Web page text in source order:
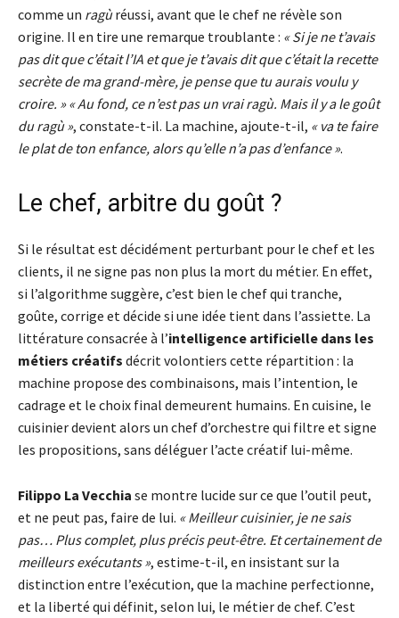
comme un ragùréussi, avant que le chef ne révèle son
origine. Il en tire une remarque troublante : « Si je ne t’avais
pas dit que c’était l’IA et que je t’avais dit que c’était la recette
secrète de ma grand-mère, je pense que tu aurais voulu y
croire. » « Au fond, ce n’est pas un vrai ragù. Mais il y a le goût
du ragù », constate-t-il. La machine, ajoute-t-il, « va te faire
le plat de ton enfance, alors qu’elle n’a pas d’enfance ».
Le chef, arbitre du goût ?
Si le résultat est décidément perturbant pour le chef et les
clients, il ne signe pas non plus la mort du métier. En effet,
si l’algorithme suggère, c’est bien le chef qui tranche,
goûte, corrige et décide si une idée tient dans l’assiette. La
littérature consacrée à l’intelligence artificielle dans les
métiers créatifs décrit volontiers cette répartition : la
machine propose des combinaisons, mais l’intention, le
cadrage et le choix final demeurent humains. En cuisine, le
cuisinier devient alors un chef d’orchestre qui filtre et signe
les propositions, sans déléguer l’acte créatif lui-même.
Filippo La Vecchia se montre lucide sur ce que l’outil peut,
et ne peut pas, faire de lui. « Meilleur cuisinier, je ne sais
pas… Plus complet, plus précis peut-être. Et certainement de
meilleurs exécutants », estime-t-il, en insistant sur la
distinction entre l’exécution, que la machine perfectionne,
et la liberté qui définit, selon lui, le métier de chef. C’est